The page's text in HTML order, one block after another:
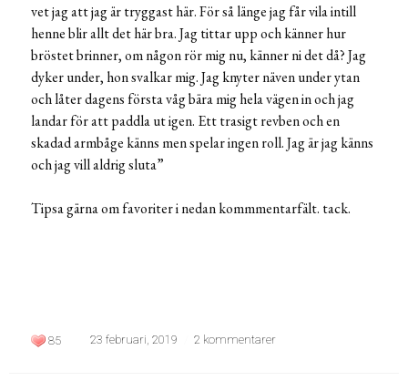
vet jag att jag är tryggast här. För så länge jag får vila intill
henne blir allt det här bra. Jag tittar upp och känner hur
bröstet brinner, om någon rör mig nu, känner ni det då? Jag
dyker under, hon svalkar mig. Jag knyter näven under ytan
och låter dagens första våg bära mig hela vägen in och jag
landar för att paddla ut igen. Ett trasigt revben och en
skadad armbåge känns men spelar ingen roll. Jag är jag känns
och jag vill aldrig sluta”
Tipsa gärna om favoriter i nedan kommmentarfält. tack.
85 23 februari, 2019 2 kommentarer